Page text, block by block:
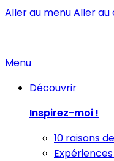
Aller au menuAller au
Menu
Découvrir
Inspirez-moi !
10 raisons